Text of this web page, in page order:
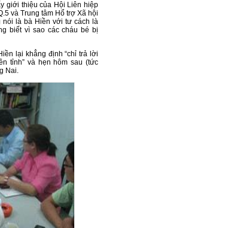
giới thiệu của Hội Liên hiệp
và Trung tâm Hổ trợ Xã hội
nói là bà Hiền với tư cách là
biết vì sao các cháu bé bị
lại khẳng định “chỉ trả lời
tỉnh” và hẹn hôm sau (tức
Nai.